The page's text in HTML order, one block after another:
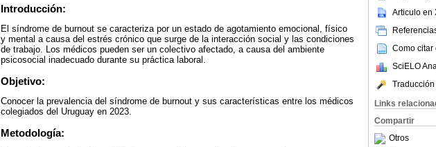
Articulo en
Como citar
SciELO
Links
Compartir
Otros
Introducción:
El síndrome de burnout se caracteriza por un estado de agotamiento emocional, físico
y mental a causa del estrés crónico que surge de la interacción social y las condiciones
de trabajo. Los médicos pueden ser un colectivo afectado, a causa del ambiente
psicosocial inadecuado durante su práctica laboral.
Objetivo:
Conocer la prevalencia del síndrome de burnout y sus características entre los médicos
colegiados del Uruguay en 2023.
Metodología: